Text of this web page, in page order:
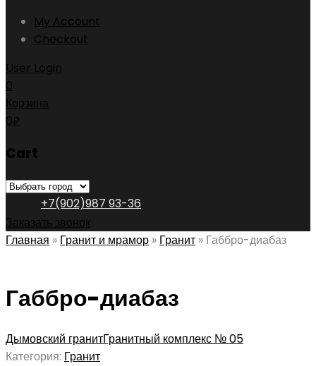
My Account
Checkout
User Login
0
Корзина
0₽
Cart
+7(902)987 93-36
Заказать звонок
Главная » Гранит и мрамор » Гранит » Габбро-диабаз
Габбро-диабаз
Дымовский гранитГранитный комплекс № 05
Категория: Гранит